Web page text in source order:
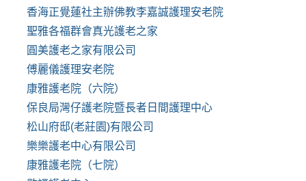
香海正覺蓮社主辦佛教李嘉誠護理安老院
聖雅各福群會真光護老之家
圓美護老之家有限公司
傅麗儀護理安老院
康雅護老院（六院）
保良局灣仔護老院暨長者日間護理中心
松山府邸(老莊園)有限公司
樂樂護老中心有限公司
康雅護老院（七院）